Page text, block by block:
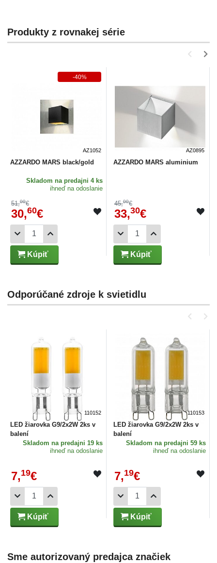
Produkty z rovnakej série
AZ1052
AZZARDO MARS black/gold
Skladom na predajni 4 ks
ihneď na odoslanie
51,00€
30,60€
Kúpiť
-40%
AZ0895
AZZARDO MARS aluminium
45,00€
33,30€
Kúpiť
Odporúčané zdroje k svietidlu
110152
LED žiarovka G9/2x2W 2ks v
balení
Skladom na predajni 19 ks
ihneď na odoslanie
7,19€
Kúpiť
110153
LED žiarovka G9/2x2W 2ks v
balení
Skladom na predajni 59 ks
ihneď na odoslanie
7,19€
Kúpiť
Sme autorizovaný predajca značiek